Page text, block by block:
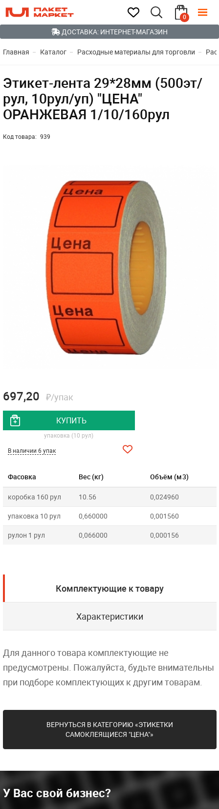
0
ДОСТАВКА: ИНТЕРНЕТ-МАГАЗИН
Главная Каталог Расходные материалы для торговли
Этикет-лента 29*28мм (500эт/
рул, 10рул/уп) "ЦЕНА"
ОРАНЖЕВАЯ 1/10/160рул
Код товара: 939
Фасовка Вес (кг) Объём (м3)
коробка 160 рул 10.56 0,024960
упаковка 10 рул 0,660000 0,001560
рулон 1 рул 0,066000 0,000156
697,20 ₽/упак
КУПИТЬ
упаковка (10 рул)
В наличии 6 упак
Комплектующие к товару
Характеристики
Для данного товара комплектующие не
предусмотрены. Пожалуйста, будьте внимательны
при подборе комплектующих к другим товарам.
ВЕРНУТЬСЯ В КАТЕГОРИЮ «ЭТИКЕТКИ
САМОКЛЕЯЩИЕСЯ "ЦЕНА"»
У Вас свой бизнес?